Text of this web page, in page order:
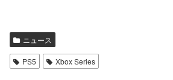
ニュース
PS5 Xbox Series